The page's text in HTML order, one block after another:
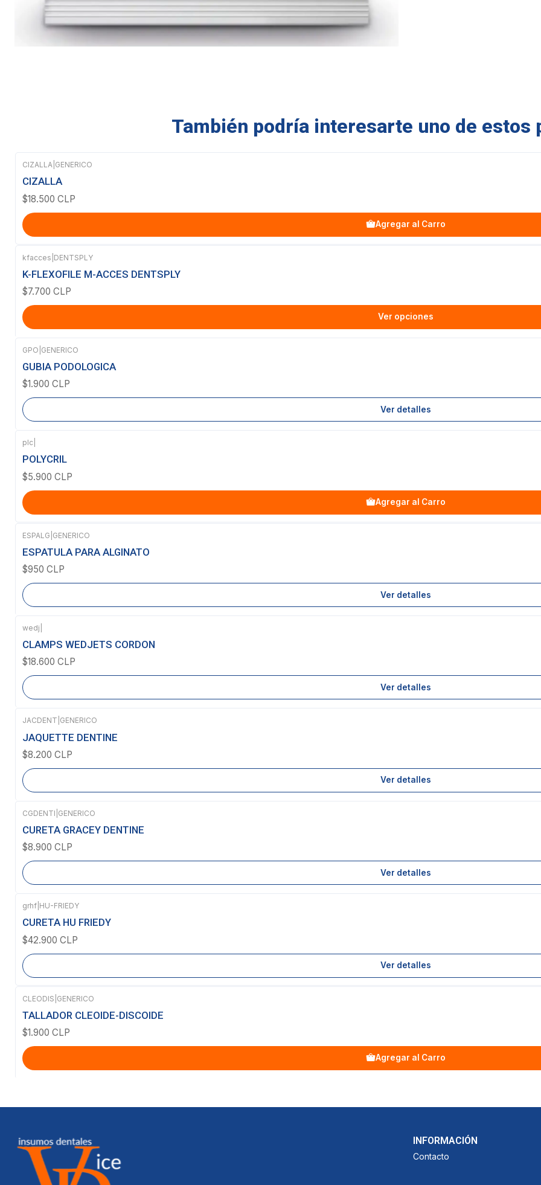
También podría interesarte uno de estos
CIZALLA GENERICO
CIZALLA
$18.500 CLP
Agregar al Carro
kfacces DENTSPLY
K-FLEXOFILE M-ACCES DENTSPLY
$7.700 CLP
Ver opciones
Agotado
GPO GENERICO
GUBIA PODOLOGICA
$1.900 CLP
Ver detalles
plc
POLYCRIL
$5.900 CLP
Agregar al Carro
Agotado
ESPALG GENERICO
ESPATULA PARA ALGINATO
$950 CLP
Ver detalles
Agotado
wedj
CLAMPS WEDJETS CORDON
$18.600 CLP
Ver detalles
Agotado
JACDENT GENERICO
JAQUETTE DENTINE
$8.200 CLP
Ver detalles
Agotado
CGDENTI GENERICO
CURETA GRACEY DENTINE
$8.900 CLP
Ver detalles
Agotado
grhf HU-FRIEDY
CURETA HU FRIEDY
$42.900 CLP
Ver detalles
CLEODIS GENERICO
TALLADOR CLEOIDE-DISCOIDE
$1.900 CLP
Agregar al Carro
INFORMACIÓN
Contacto